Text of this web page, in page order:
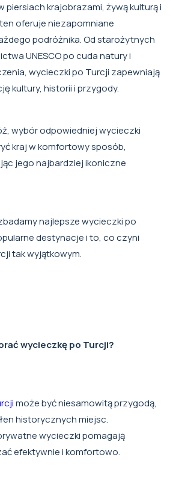
piersiach krajobrazami, żywą kulturą i
oferuje niezapomniane
podróżnika. Od starożytnych
UNESCO po cuda natury i
wycieczki po Turcji zapewniają
kultury, historii i przygody.
wybór odpowiedniej wycieczki
kraj w komfortowy sposób,
jego najbardziej ikoniczne
najlepsze wycieczki po
destynacje i to, co czyni
tak wyjątkowym.
wycieczkę po Turcji?
może być niesamowitą przygodą,
historycznych miejsc.
wycieczki pomagają
efektywnie i komfortowo.